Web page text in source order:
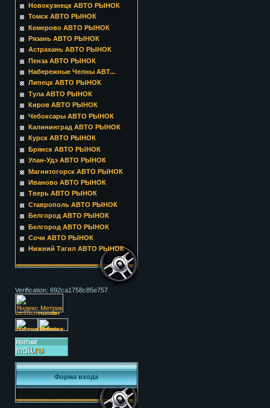
Новокузнецк АВТО РЫНОК
Томск АВТО РЫНОК
Кемерово АВТО РЫНОК
Рязань АВТО РЫНОК
Астрахань АВТО РЫНОК
Пенза АВТО РЫНОК
Набережные Челны АВТ...
Липецк АВТО РЫНОК
Тула АВТО РЫНОК
Киров АВТО РЫНОК
Чебоксары АВТО РЫНОК
Калининград АВТО РЫНОК
Курск АВТО РЫНОК
Брянск АВТО РЫНОК
Улан-Удэ АВТО РЫНОК
Магнитогорск АВТО РЫНОК
Иваново АВТО РЫНОК
Тверь АВТО РЫНОК
Ставрополь АВТО РЫНОК
Белгород АВТО РЫНОК
Белгород АВТО РЫНОК
Сочи АВТО РЫНОК
Нижний Тагил АВТО РЫНОК
Verification: 692ca1758c85e757
Форма входа